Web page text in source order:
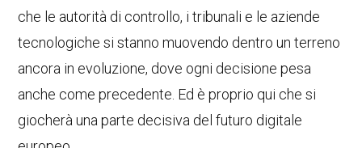
che le autorità di controllo, i tribunali e le aziende
tecnologiche si stanno muovendo dentro un terreno
ancora in evoluzione, dove ogni decisione pesa
anche come precedente. Ed è proprio qui che si
giocherà una parte decisiva del futuro digitale